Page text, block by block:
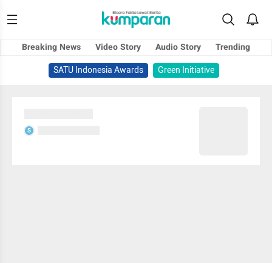
Breaking News Video Story Audio Story
Trending
SATU Indonesia Awards
Green Initiative
S